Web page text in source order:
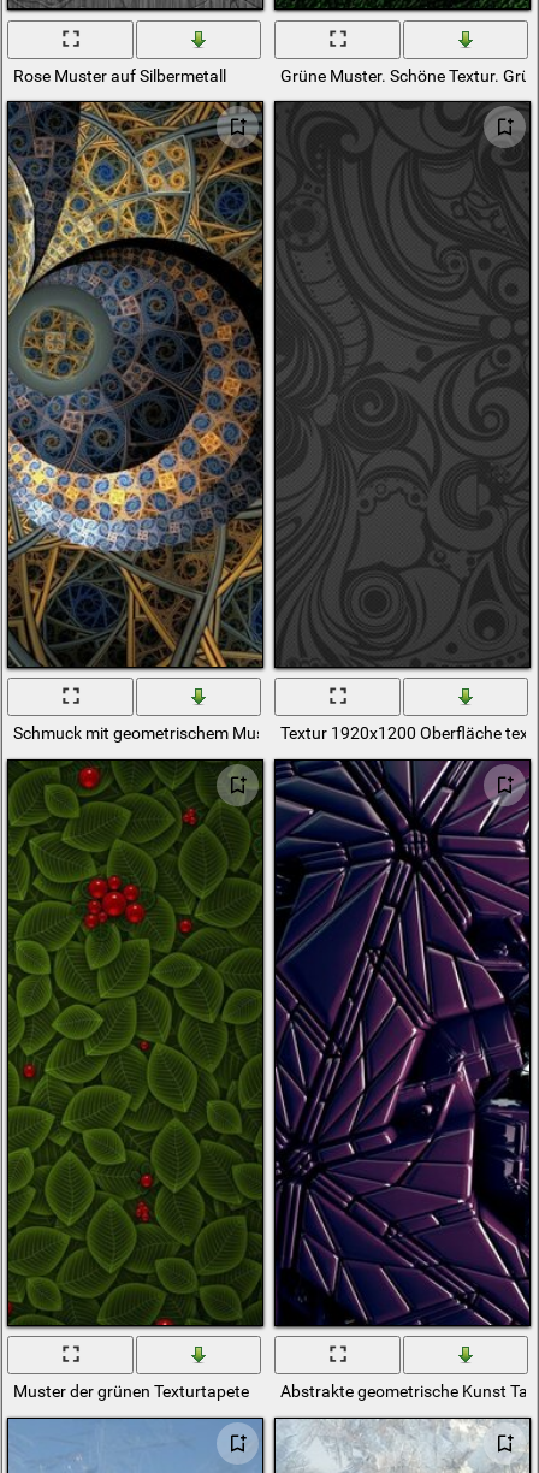
Rose Muster auf Silbermetall Grüne Muster. Schöne Textur.
Schmuck mit geometrischem Muster in verschiedenen Formen
Textur 1920x1200 Oberfläche
Muster der grünen Texturtapete Abstrakte geometrische Kunst